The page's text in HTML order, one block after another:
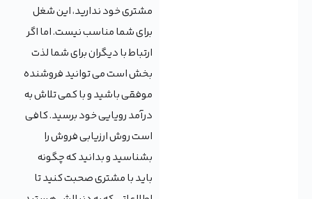
مشتری خود ندارید، این شغل
برای شما مناسب نیست. اما اگر
ارتباط با دیگران برای شما لذت
بخش است می توانید فروشنده
موفقی باشید و با کمی تلاش به
درآمد رویایی خود برسید. کافی
است روش ارزیابی فروش را
بشناسید و بدانید که چگونه
باید با مشتری صحبت کنید تا